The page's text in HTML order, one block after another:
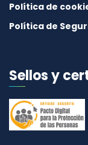
Política de
Política de
Sellos y